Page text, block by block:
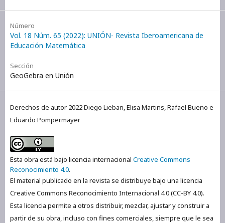
Número
Vol. 18 Núm. 65 (2022): UNIÓN- Revista Iberoamericana de
Educación Matemática
Sección
GeoGebra en Unión
Derechos de autor 2022 Diego Lieban, Elisa Martins, Rafael Bueno e
Eduardo Pompermayer
Esta obra está bajo licencia internacional Creative Commons
Reconocimiento 4.0.
El material publicado en la revista se distribuye bajo una licencia
Creative Commons Reconocimiento Internacional 4.0 (CC-BY 4.0).
Esta licencia permite a otros distribuir, mezclar, ajustar y construir a
partir de su obra, incluso con fines comerciales, siempre que le sea